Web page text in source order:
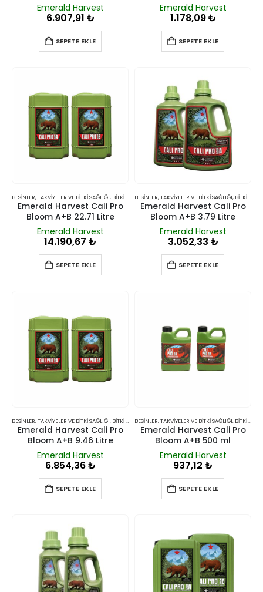
Emerald Harvest
6.907,91 ₺
SEPETE EKLE
Emerald Harvest
1.178,09₺
SEPETE EKLE
BESINLER, TAKVIYELER VE BITKI SAĞLIĞI, BITKI BESINLERI VE TAKVIYELERI
Emerald Harvest Cali Pro
Bloom A+B 22.71 Litre
Emerald Harvest
14.190,67 ₺
SEPETE EKLE
BESINLER, TAKVIYELER VE BITKI SAĞLIĞI, BITKI BESINLERI VE TAKVIYELERI
Emerald Harvest Cali Pro
Bloom A+B 3.79 Litre
Emerald Harvest
3.052,33 ₺
SEPETE EKLE
BESINLER, TAKVIYELER VE BITKI SAĞLIĞI, BITKI BESINLERI VE TAKVIYELERI
Emerald Harvest Cali Pro
Bloom A+B 9.46 Litre
Emerald Harvest
6.854,36₺
SEPETE EKLE
BESINLER, TAKVIYELER VE BITKI SAĞLIĞI, BITKI BESINLERI VE TAKVIYELERI
Emerald Harvest Cali Pro
Bloom A+B 500 ml
Emerald Harvest
937,12 ₺
SEPETE EKLE